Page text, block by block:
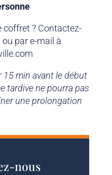
? Contactez-
par e-mail à
15 min avant le début
tardive ne pourra pas
une prolongation
nous